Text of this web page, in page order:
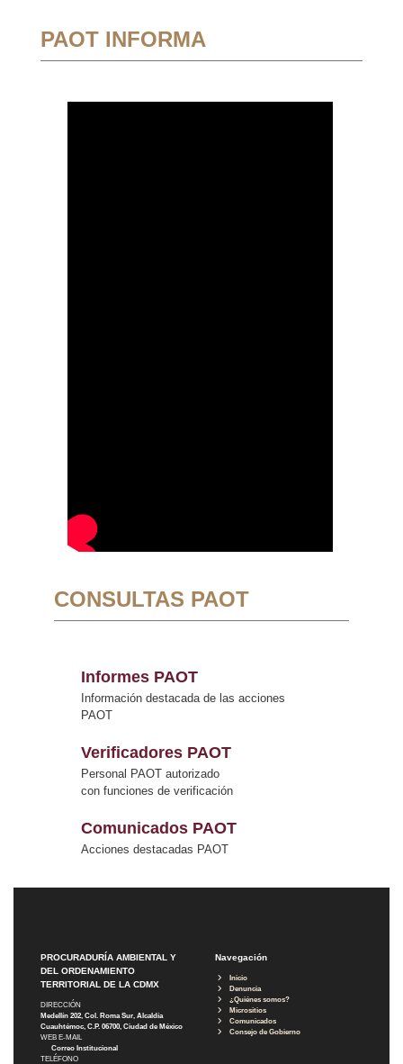
PAOT INFORMA
CONSULTAS PAOT
Informes PAOT
Información destacada de las acciones
PAOT
Verificadores PAOT
Personal PAOT autorizado
con funciones de verificación
Comunicados PAOT
Acciones destacadas PAOT
PROCURADURÍA AMBIENTAL Y
DEL ORDENAMIENTO
TERRITORIAL DE LA CDMX
DIRECCIÓN
Medellín 202, Col. Roma Sur, Alcaldía
Cuauhtémoc, C.P. 06700, Ciudad de México
WEB E-MAIL
Correo Institucional
TELÉFONO
Navegación
Inicio
Denuncia
¿Quiénes somos?
Micrositios
Comunicados
Consejo de Gobierno